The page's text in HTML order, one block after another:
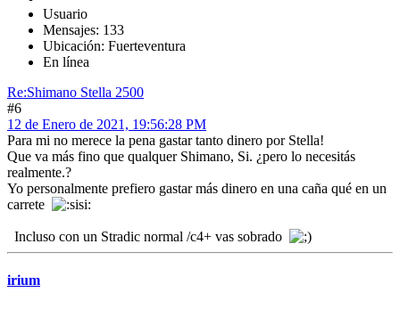
Usuario
Mensajes: 133
Ubicación: Fuerteventura
En línea
Re:Shimano Stella 2500
#6
12 de Enero de 2021, 19:56:28 PM
Para mi no merece la pena gastar tanto dinero por Stella!
Que va más fino que qualquer Shimano, Si. ¿pero lo necesitás
realmente.?
Yo personalmente prefiero gastar más dinero en una caña qué en un
carrete
Incluso con un Stradic normal /c4+ vas sobrado
irium